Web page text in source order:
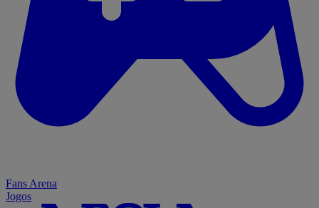
Fans Arena
Jogos